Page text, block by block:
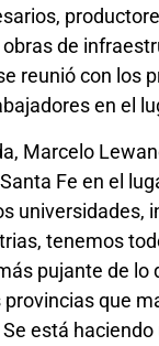
de
reunió con los
en el
Marcelo
Fe en el
universidades,
tenemos
pujante de lo
provincias que
está